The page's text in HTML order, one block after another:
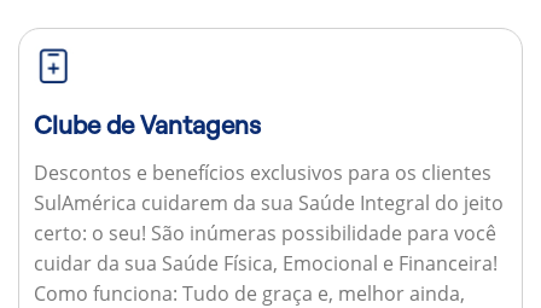
Clube de Vantagens
Descontos e benefícios exclusivos para os clientes
SulAmérica cuidarem da sua Saúde Integral do jeito
certo: o seu! São inúmeras possibilidade para você
cuidar da sua Saúde Física, Emocional e Financeira!
Como funciona: Tudo de graça e, melhor ainda,